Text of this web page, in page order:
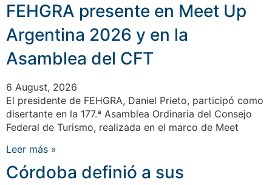
FEHGRA presente en Meet Up
Argentina 2026 y en la
Asamblea del CFT
6 August, 2026
El presidente de FEHGRA, Daniel Prieto, participó como
disertante en la 177.ª Asamblea Ordinaria del Consejo
Federal de Turismo, realizada en el marco de Meet
Leer más »
Córdoba definió a sus